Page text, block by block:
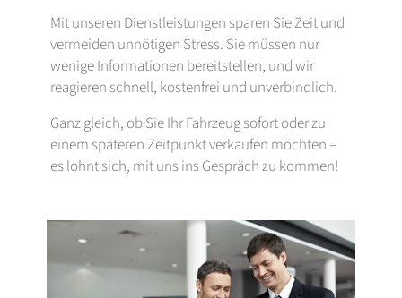
Mit unseren Dienstleistungen sparen Sie Zeit und
vermeiden unnötigen Stress. Sie müssen nur
wenige Informationen bereitstellen, und wir
reagieren schnell, kostenfrei und unverbindlich.
Ganz gleich, ob Sie Ihr Fahrzeug sofort oder zu
einem späteren Zeitpunkt verkaufen möchten –
es lohnt sich, mit uns ins Gespräch zu kommen!